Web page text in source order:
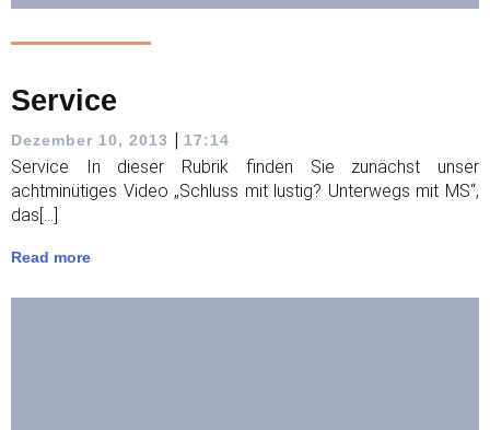
Service
Dezember 10, 2013 | 17:14
Service In dieser Rubrik finden Sie zunächst unser
achtminütiges Video „Schluss mit lustig? Unterwegs mit MS“,
das[…]
Read more